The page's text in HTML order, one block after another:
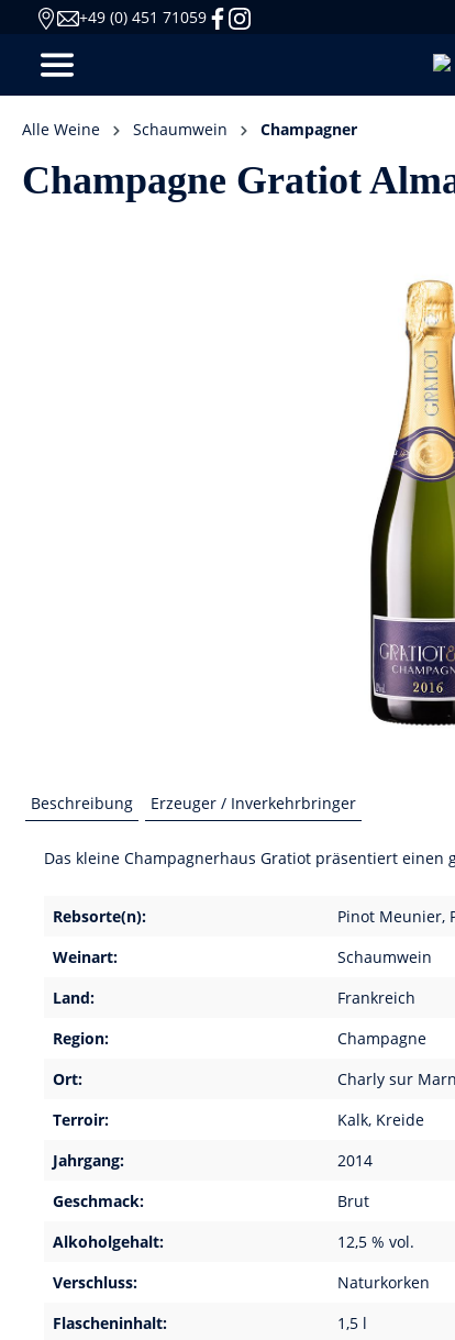
+49 (0) 451 71059
Alle Weine Schaumwein Champagner
Champagne Gratiot
Beschreibung Erzeuger / Inverkehrbringer
Das kleine Champagnerhaus Gratiot präsentiert
Rebsorte(n):
Pinot Meunier,
Weinart:
Schaumwein
Land:
Frankreich
Region:
Champagne
Ort:
Charly sur
Terroir:
Kalk, Kreide
Jahrgang:
2014
Geschmack:
Brut
Alkoholgehalt:
12,5 % vol.
Verschluss:
Naturkorken
Flascheninhalt:
1,5 l